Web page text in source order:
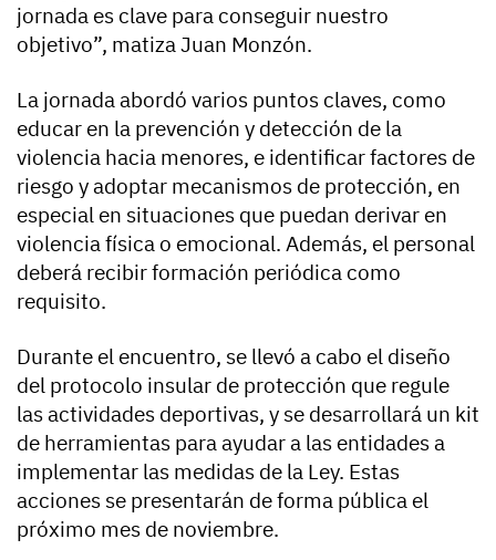
jornada es clave para conseguir nuestro
objetivo”, matiza Juan Monzón.
La jornada abordó varios puntos claves, como
educar en la prevención y detección de la
violencia hacia menores, e identificar factores de
riesgo y adoptar mecanismos de protección, en
especial en situaciones que puedan derivar en
violencia física o emocional. Además, el personal
deberá recibir formación periódica como
requisito.
Durante el encuentro, se llevó a cabo el diseño
del protocolo insular de protección que regule
las actividades deportivas, y se desarrollará un kit
de herramientas para ayudar a las entidades a
implementar las medidas de la Ley. Estas
acciones se presentarán de forma pública el
próximo mes de noviembre.